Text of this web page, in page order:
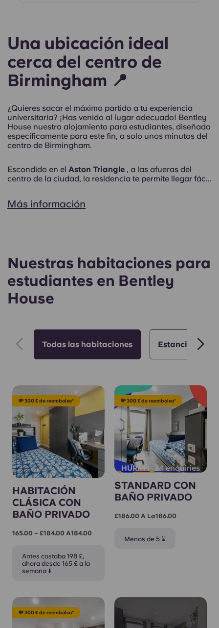
Una ubicación ideal
cerca del centro de
Birmingham 📍
¿Quieres sacar el máximo partido a tu experiencia
universitaria? ¡Has venido al lugar adecuado! Bentley
House nuestro alojamiento para estudiantes, diseñado
específicamente para este fin, a solo unos minutos del
centro de Birmingham.
Escondido en el Aston Triangle , a las afueras del
centro de la ciudad, la residencia te permite llegar fác...
Más información
Nuestras habitaciones para
estudiantes en Bentley
House
Todas las habitaciones Estancias de
💸 300 £ de reembolso*
HABITACIÓN
CLÁSICA CON
BAÑO PRIVADO
165.00 – £184.00 A184.00
Antes costaba 198 £,
ahora desde 165 £ a la
semana ⬇️
💸 300 £ de reembolso*
HURRY! 24 enquiries
STANDARD CON
BAÑO PRIVADO
£186.00 A La186.00
Menos de 5 ⌛
💸 300 £ de reembolso*